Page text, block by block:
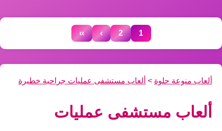
1
2
›
››
ألعاب منوعة حلوة > ألعاب مستشفى عمليات جراحية خطيرة
ألعاب مستشفى عمليات